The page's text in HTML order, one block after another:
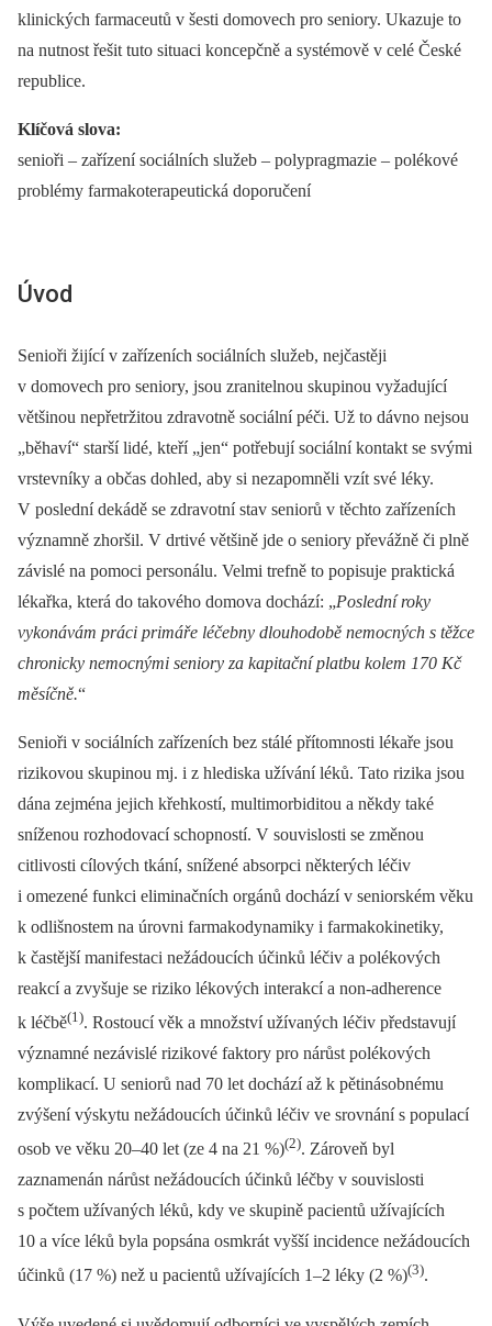
klinických farmaceutů v šesti domovech pro seniory. Ukazuje to
na nutnost řešit tuto situaci koncepčně a systémově v celé České
republice.
Klíčová slova:
senioři –⁠ zařízení sociálních služeb –⁠ polypragmazie –⁠ polékové
problémy farmakoterapeutická doporučení
Úvod
Senioři žijící v zařízeních sociálních služeb, nejčastěji
v domovech pro seniory, jsou zranitelnou skupinou vyžadující
většinou nepřetržitou zdravotně sociální péči. Už to dávno nejsou
„běhaví“ starší lidé, kteří „jen“ potřebují sociální kontakt se svými
vrstevníky a občas dohled, aby si nezapomněli vzít své léky.
V poslední dekádě se zdravotní stav seniorů v těchto zařízeních
významně zhoršil. V drtivé většině jde o seniory převážně či plně
závislé na pomoci personálu. Velmi trefně to popisuje praktická
lékařka, která do takového domova dochází: „Poslední roky
vykonávám práci primáře léčebny dlouhodobě nemocných s těžce
chronicky nemocnými seniory za kapitační platbu kolem 170 Kč
měsíčně.“
Senioři v sociálních zařízeních bez stálé přítomnosti lékaře jsou
rizikovou skupinou mj. i z hlediska užívání léků. Tato rizika jsou
dána zejména jejich křehkostí, multimorbiditou a někdy také
sníženou rozhodovací schopností. V souvislosti se změnou
citlivosti cílových tkání, snížené absorpci některých léčiv
i omezené funkci eliminačních orgánů dochází v seniorském věku
k odlišnostem na úrovni farmakodynamiky i farmakokinetiky,
k častější manifestaci nežádoucích účinků léčiv a polékových
reakcí a zvyšuje se riziko lékových interakcí a non-adherence
k léčbě(1). Rostoucí věk a množství užívaných léčiv představují
významné nezávislé rizikové faktory pro nárůst polékových
komplikací. U seniorů nad 70 let dochází až k pětinásobnému
zvýšení výskytu nežádoucích účinků léčiv ve srovnání s populací
osob ve věku 20–40 let (ze 4 na 21 %)(2). Zároveň byl
zaznamenán nárůst nežádoucích účinků léčby v souvislosti
s počtem užívaných léků, kdy ve skupině pacientů užívajících
10 a více léků byla popsána osmkrát vyšší incidence nežádoucích
účinků (17 %) než u pacientů užívajících 1–2 léky (2 %)(3).